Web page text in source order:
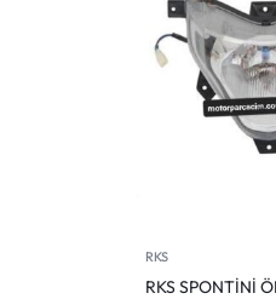
RKS
RKS SPONTİNİ